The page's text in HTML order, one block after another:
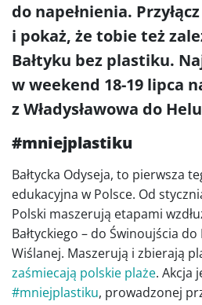
do napełnienia.
i pokaż, że tobie też
Bałtyku bez plastiku.
w weekend 18-19 lipca
z Władysławowa do
#mniejplastiku
Bałtycka Odyseja, to pierwsza
edukacyjna w Polsce. Od
Polski maszerują etapami
Bałtyckiego – do Świnoujścia
Wiślanej. Maszerują i zbierają
zaśmiecają polskie plaże. Akcja
#mniejplastiku, prowadzonej